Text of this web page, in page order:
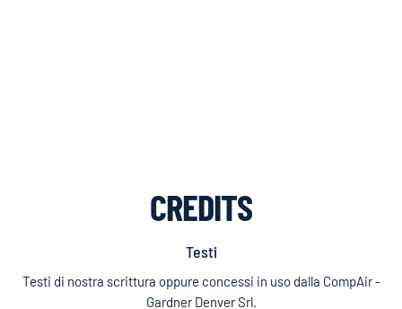
CREDITS
Testi
Testi di nostra scrittura oppure concessi in uso dalla CompAir -
Gardner Denver Srl.